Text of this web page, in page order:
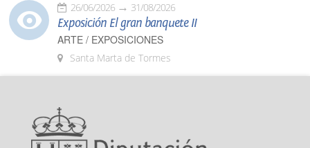
26/06/2026 31/08/2026
Exposición El gran banquete II
ARTE / EXPOSICIONES
Santa Marta de Tormes